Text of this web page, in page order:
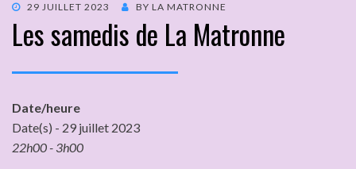
29 JUILLET 2023 BY LA MATRONNE
Les samedis de La Matronne
Date/heure
Date(s) - 29 juillet 2023
22h00 - 3h00